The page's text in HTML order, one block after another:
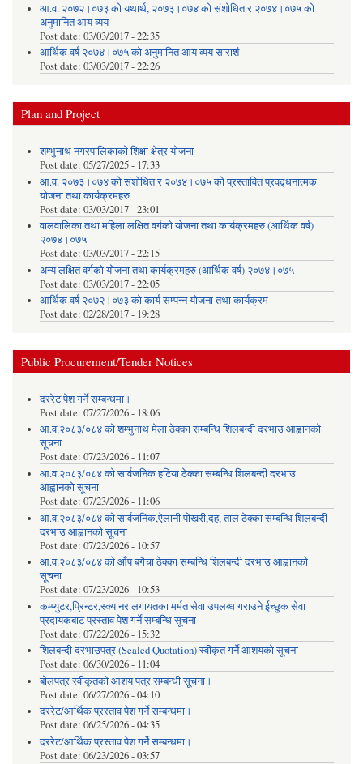
आ.व. २०७२।०७३ को यथार्थ, २०७३।०७४ को संशोधित र २०७४।०७५ को
अनुमानित आय व्यय
Post date: 03/03/2017 - 22:35
आर्थिक वर्ष २०७४।०७५ को अनुमानित आय व्यय साराशं
Post date: 03/03/2017 - 22:26
Plan and Project
शम्भुनाथ नगरपालिकाको शिक्षा क्षेत्र योजना
Post date: 05/27/2025 - 17:33
आ.व. २०७३।०७४ को संशोधित र २०७४।०७५ को प्रस्तावित प्रवद्र्धनात्मक
योजना तथा कार्यक्रमहरु
Post date: 03/03/2017 - 23:01
वालवालिका तथा महिला लक्षित वर्गको योजना तथा कार्यक्रमहरु (आर्थिक वर्ष)
२०७४।०७५
Post date: 03/03/2017 - 22:15
अन्य लक्षित वर्गको योजना तथा कार्यक्रमहरु (आर्थिक वर्ष) २०७४।०७५
Post date: 03/03/2017 - 22:05
आर्थिक वर्ष २०७२।०७३ को कार्य सम्पन्न योजना तथा कार्यक्रम
Post date: 02/28/2017 - 19:28
Public Procurement/Tender Notices
दररेट पेश गर्ने सम्बन्धमा।
Post date: 07/27/2026 - 18:06
आ.व.२०८३/०८४ को शम्भुनाथ मेला ठेक्का सम्बन्धि शिलबन्दी दरभाउ आह्वानको
सूचना
Post date: 07/23/2026 - 11:07
आ.व.२०८३/०८४ को सार्वजनिक हटिया ठेक्का सम्बन्धि शिलबन्दी दरभाउ
आह्वानको सूचना
Post date: 07/23/2026 - 11:06
आ.व.२०८३/०८४ को सार्वजनिक,ऐलानी पोखरी,दह, ताल ठेक्का सम्बन्धि शिलबन्दी
दरभाउ आह्वानको सूचना
Post date: 07/23/2026 - 10:57
आ.व.२०८३/०८४ को आँप बगैचा ठेक्का सम्बन्धि शिलबन्दी दरभाउ आह्वानको
सूचना
Post date: 07/23/2026 - 10:53
कम्प्युटर,प्रिन्टर,स्क्यानर लगायतका मर्मत सेवा उपलब्ध गराउने ईच्छुक सेवा
प्रदायकबाट प्रस्ताव पेश गर्ने सम्बन्धि सूचना
Post date: 07/22/2026 - 15:32
शिलबन्दी दरभाउपत्र (Sealed Quotation) स्वीकृत गर्ने आशयको सूचना
Post date: 06/30/2026 - 11:04
बोलपत्र स्वीकृतको आशय पत्र सम्बन्धी सूचना।
Post date: 06/27/2026 - 04:10
दररेट/आर्थिक प्रस्ताव पेश गर्ने सम्बन्धमा।
Post date: 06/25/2026 - 04:35
दररेट/आर्थिक प्रस्ताव पेश गर्ने सम्बन्धमा।
Post date: 06/23/2026 - 03:57